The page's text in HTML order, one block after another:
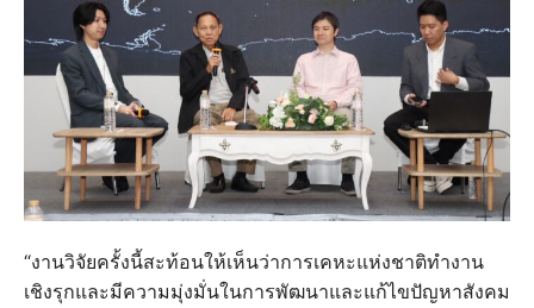
“งานวิจัยครั้งนี้สะท้อนให้เห็นว่าการเคหะแห่งชาติทำงาน
เชิงรุกและมีความมุ่งมั่นในการพัฒนาและแก้ไขปัญหาสังคม